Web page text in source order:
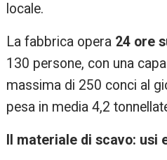
locale.
La fabbrica opera 24 ore
130 persone, con una
massima di 250 conci al
pesa in media 4,2
Il materiale di scavo: usi